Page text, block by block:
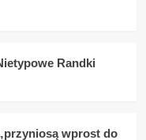
Randki
wprost do